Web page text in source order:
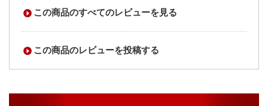
大学の商品も検索すれば沢山出て来ますが
このモイスチャージェルは価格の割に満足度が高いです。
1年以上使っていて満足したので書きました。
この商品のすべてのレビューを見る
この商品のレビューを投稿する